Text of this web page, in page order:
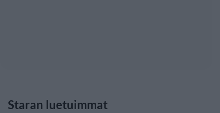
Staran luetuimmat